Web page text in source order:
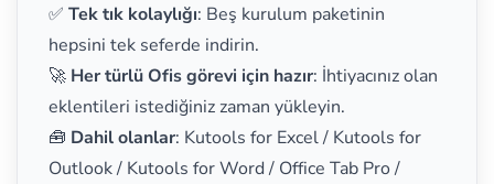
✅ Tek tık kolaylığı: Beş kurulum paketinin
hepsini tek seferde indirin.
🚀 Her türlü Ofis görevi için hazır: İhtiyacınız olan
eklentileri istediğiniz zaman yükleyin.
🧰 Dahil olanlar: Kutools for Excel / Kutools for
Outlook / Kutools for Word / Office Tab Pro /